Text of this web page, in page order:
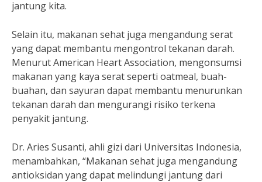
jantung kita.
Selain itu, makanan sehat juga mengandung serat
yang dapat membantu mengontrol tekanan darah.
Menurut American Heart Association, mengonsumsi
makanan yang kaya serat seperti oatmeal, buah-
buahan, dan sayuran dapat membantu menurunkan
tekanan darah dan mengurangi risiko terkena
penyakit jantung.
Dr. Aries Susanti, ahli gizi dari Universitas Indonesia,
menambahkan, “Makanan sehat juga mengandung
antioksidan yang dapat melindungi jantung dari